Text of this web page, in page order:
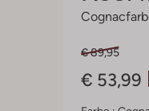
€ 89,95
€ 53,99